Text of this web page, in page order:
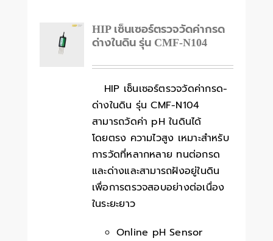
HIP เซ็นเซอร์ตรวจวัดค่ากรด
ด่างในดิน รุ่น CMF-N104
HIP เซ็นเซอร์ตรวจวัดค่ากรด-
ด่างในดิน รุ่น CMF-N104
สามารถวัดค่า pH ในดินได้
โดยตรง ความไวสูง เหมาะสำหรับ
การวัดที่หลากหลาย ทนต่อกรด
และด่างและสามารถฝังอยู่ในดิน
เพื่อการตรวจสอบอย่างต่อเนื่อง
ในระยะยาว
Online pH Sensor